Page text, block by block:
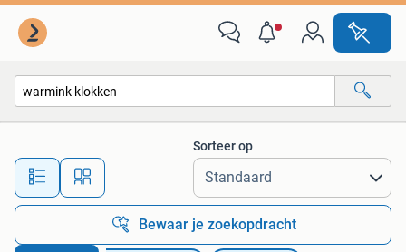
Alle afstanden…
Sorteer op
Bewaar je zoekopdracht